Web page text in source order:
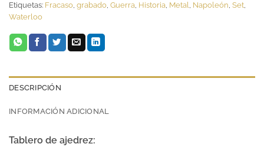
Etiquetas: Fracaso, grabado, Guerra, Historia, Metal, Napoleón, Set,
Waterloo
DESCRIPCIÓN
INFORMACIÓN ADICIONAL
Tablero de ajedrez: